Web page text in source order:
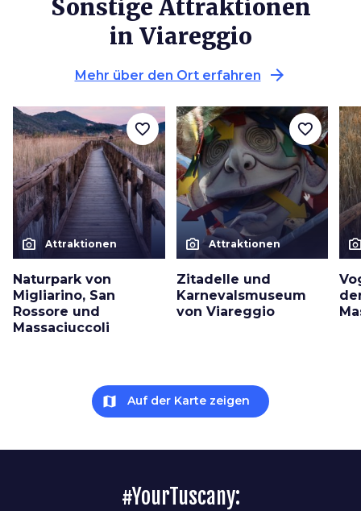
Sonstige Attraktionen
in Viareggio
Mehr über den Ort erfahren arrow_forward
photo_camera Attraktionen
Naturpark von
Migliarino, San
Rossore und
Massaciuccoli
favorite_border
photo_camera Attraktionen
Zitadelle und
Karnevalsmuseum
von Viareggio
favorite_border
map Auf der Karte zeigen
#YourTuscany: